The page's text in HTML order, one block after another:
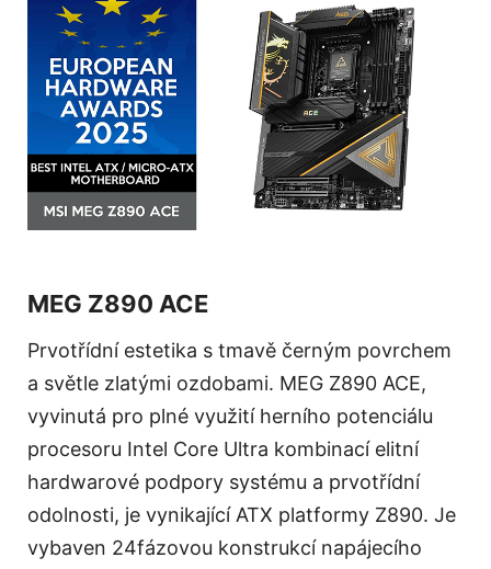
MEG Z890 ACE
Prvotřídní estetika s tmavě černým povrchem
a světle zlatými ozdobami. MEG Z890 ACE,
vyvinutá pro plné využití herního potenciálu
procesoru Intel Core Ultra kombinací elitní
hardwarové podpory systému a prvotřídní
odolnosti, je vynikající ATX platformy Z890. Je
vybaven 24fázovou konstrukcí napájecího